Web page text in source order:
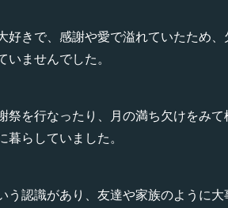
好きで、感謝や愛で溢れていたため
ませんでした。
祭を行なったり、月の満ち欠けをみ
らしていました。
認識があり、友達や家族のように大